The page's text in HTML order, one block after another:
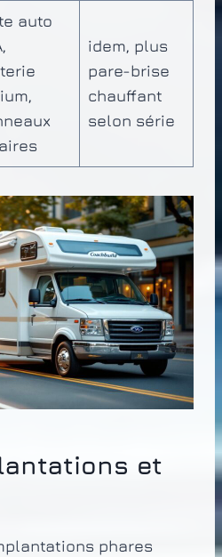
auto
idem, plus
pare-brise
chauffant
selon série
et
phares